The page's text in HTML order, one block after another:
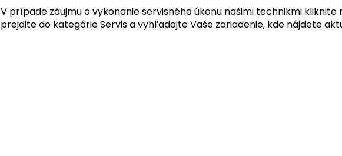
V prípade záujmu o vykonanie servisného úkonu našimi technikmi kliknite
prejdite do kategórie Servis a vyhľadajte Vaše zariadenie, kde nájdete